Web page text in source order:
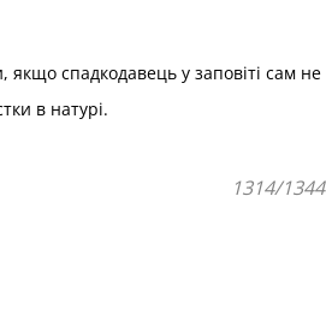
спадкодавець у заповіті сам
в натурі.
1314/1344